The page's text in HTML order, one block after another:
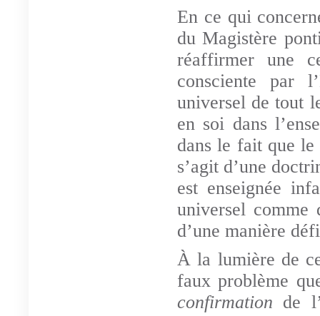
En ce qui
du Magistère
réaffirmer une
consciente par
universel de tout
en soi dans
dans le fait que
s’agit d’une
est enseignée
universel comme
d’une manière
À la lumière de
faux problème
confirmation de